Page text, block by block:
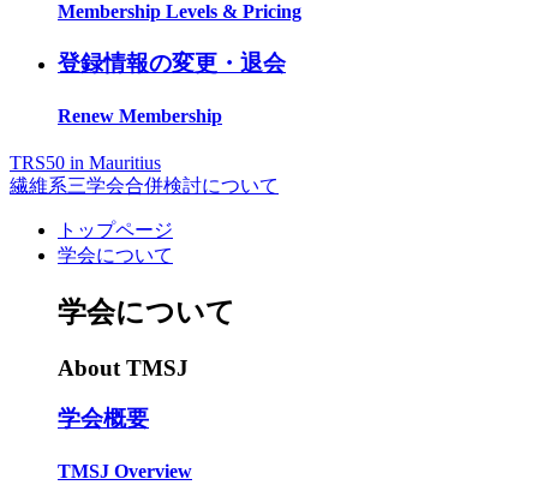
Membership Levels & Pricing
登録情報の変更・退会
Renew Membership
TRS50 in Mauritius
繊維系三学会合併検討について
トップページ
学会について
学会について
About TMSJ
学会概要
TMSJ Overview